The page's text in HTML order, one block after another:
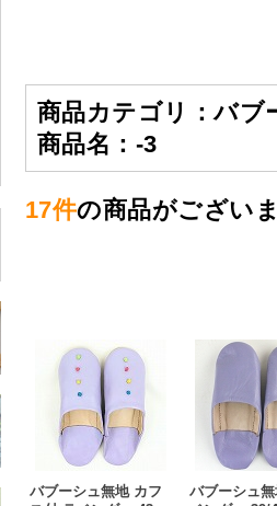
商品カテゴリ：バブ
商品名： -3
17件の商品がござい
バブーシュ無地 カフ
バブーシュ